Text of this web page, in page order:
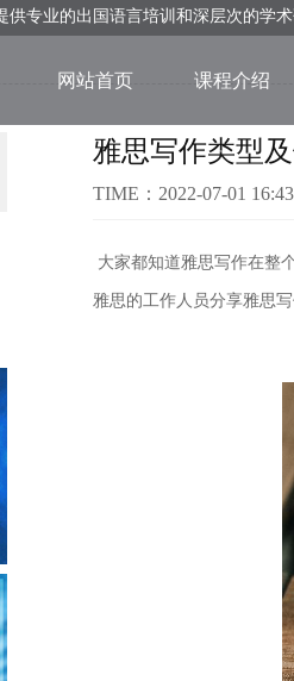
专业的出国语言培训和深层次的学
网站首页 课程介绍
雅思写作类型
TIME：2022-07-01
大家都知道雅思写作在整
雅思的工作人员分享雅思